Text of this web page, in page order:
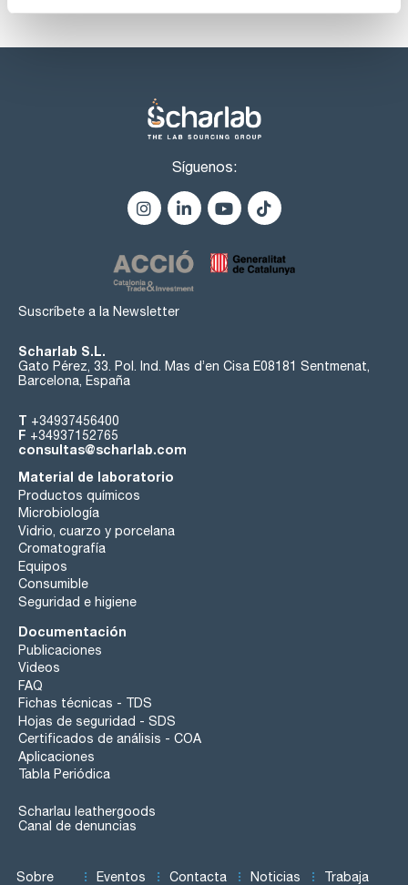
Síguenos:
Suscríbete a la Newsletter
Scharlab S.L.
Gato Pérez, 33. Pol. Ind. Mas d’en Cisa E08181 Sentmenat,
Barcelona, España
T +34937456400
F +34937152765
consultas@scharlab.com
Material de laboratorio
Productos químicos
Microbiología
Vidrio, cuarzo y porcelana
Cromatografía
Equipos
Consumible
Seguridad e higiene
Documentación
Publicaciones
Videos
FAQ
Fichas técnicas - TDS
Hojas de seguridad - SDS
Certificados de análisis - COA
Aplicaciones
Tabla Periódica
Scharlau leathergoods
Canal de denuncias
Sobre
Eventos Contacta Noticias
Trabaja